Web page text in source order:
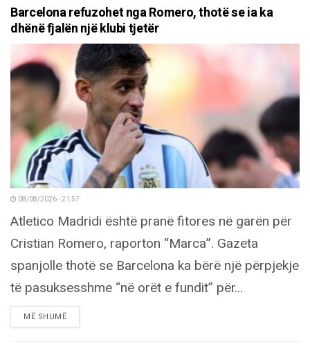
Barcelona refuzohet nga Romero, thotë se ia ka
dhënë fjalën një klubi tjetër
08/08/2026 - 21:57
Atletico Madridi është pranë fitores në garën për
Cristian Romero, raporton “Marca”. Gazeta
spanjolle thotë se Barcelona ka bërë një përpjekje
të pasuksesshme “në orët e fundit” për...
MË SHUMËDETAILS